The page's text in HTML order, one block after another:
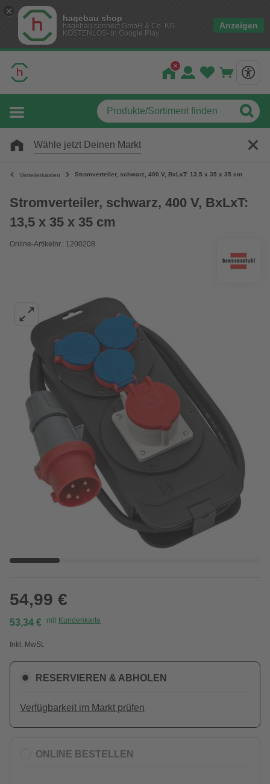
hagebau shop
hagebau connect GmbH & Co. KG
KOSTENLOS- In Google Play
Anzeigen
Wähle jetzt Deinen Markt
Verteilerkästen Stromverteiler, schwarz, 400 V, BxLxT: 13,5 x 35 x 35 cm
Stromverteiler, schwarz, 400 V, BxLxT:
13,5 x 35 x 35 cm
Online-Artikelnr.: 1200208
54,99 €
53,34 € mit Kundenkarte
Inkl. MwSt.
RESERVIEREN & ABHOLEN
Verfügbarkeit im Markt prüfen
ONLINE BESTELLEN